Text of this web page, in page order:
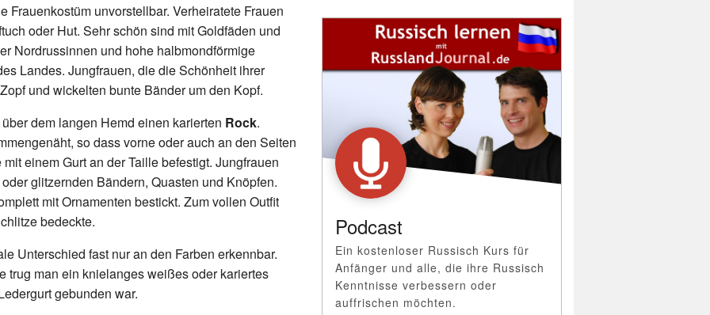
Frauenkostüm unvorstellbar. Verheiratete Frauen
oder Hut. Sehr schön sind mit Goldfäden und
Nordrussinnen und hohe halbmondförmige
Landes. Jungfrauen, die die Schönheit ihrer
und wickelten bunte Bänder um den Kopf.
dem langen Hemd einen karierten Rock.
so dass vorne oder auch an den Seiten
einem Gurt an der Taille befestigt. Jungfrauen
glitzernden Bändern, Quasten und Knöpfen.
mit Ornamenten bestickt. Zum vollen Outfit
bedeckte.
Unterschied fast nur an den Farben erkennbar.
trug man ein knielanges weißes oder kariertes
gebunden war.
Podcast
Ein kostenloser Russisch Kurs für
Anfänger und alle, die ihre Russisch
Kenntnisse verbessern oder
auffrischen möchten.